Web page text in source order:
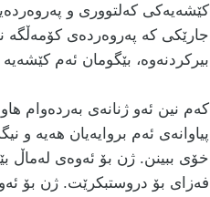
كێشەیەكی كەلتووری و
جارێكی كە پەروەردەی كۆمەڵگە
بیركردنەوە، بێگومان ئەم
كەم نین ئەو ژنانەی بەردەوام
پیاوانەی ئەم بروایەیان هەیە و
خۆی ببینن. ژن بۆ ئەوەی لەماڵ
فەزای بۆ دروستبكرێت. ژن بۆ